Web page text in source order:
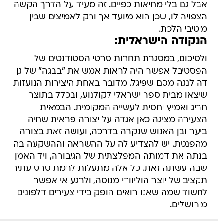
אבל גם בלי מחיאות כפיים. זה מעיד על הדרך הקשה
הצפויה לו, שכן הוא מיועד אך ורק לאמיצים שבין
מיטיבי הלכת.
הנקודה הישראלית:
ולסיכום, במסגרת תחרות סרטי הסטודנטים של
הפסטיבל אפשר היה לראות אמש את "בבגה" של גן
דה לנגה מסם שפיגל. מדובר באחת היצירות הנועזות
שיצאו מבית ספר ישראלי לקולנוע, ובכלל בתוצר
חריג ואמיץ יחסית לעשייה המקומית. הבמאית
הצעירה מציגה כאן אגדה על יצורה פראית שחיה
ביער ובן האנוש שנקרה בדרכה, ועושה זאת בצורה
מהפנטת. יש להצדיע לה על ההשראה וההשקעה בה
בנתה את דמותה המפלצתית של הגיבורה, ויד האמן
שבה עשתה זאת. כל אלה מתעלות לרמת סרט עתיר
תקציב של יוצר הוליוודי מנוסה, ולרגע אי אפשר
לחשוד שמה שאנו רואים הופק בידי צעירים דלפונים
מירושלים.